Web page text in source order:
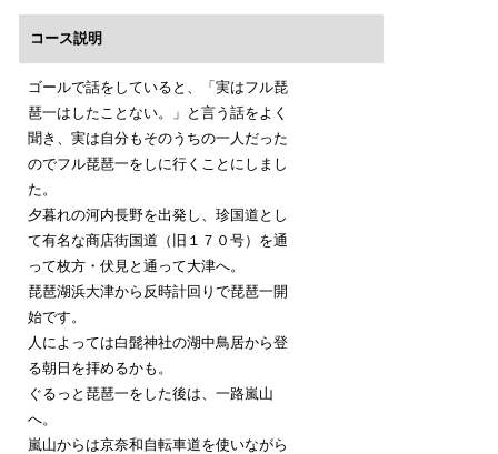
コース説明
ゴールで話をしていると、「実はフル琵
琶一はしたことない。」と言う話をよく
聞き、実は自分もそのうちの一人だった
のでフル琵琶一をしに行くことにしまし
た。
夕暮れの河内長野を出発し、珍国道とし
て有名な商店街国道（旧１７０号）を通
って枚方・伏見と通って大津へ。
琵琶湖浜大津から反時計回りで琵琶一開
始です。
人によっては白髭神社の湖中鳥居から登
る朝日を拝めるかも。
ぐるっと琵琶一をした後は、一路嵐山
へ。
嵐山からは京奈和自転車道を使いながら